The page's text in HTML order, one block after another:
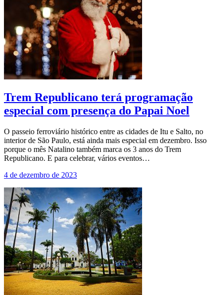
Trem Republicano terá programação
especial com presença do Papai Noel
O passeio ferroviário histórico entre as cidades de Itu e Salto, no
interior de São Paulo, está ainda mais especial em dezembro. Isso
porque o mês Natalino também marca os 3 anos do Trem
Republicano. E para celebrar, vários eventos…
4 de dezembro de 2023